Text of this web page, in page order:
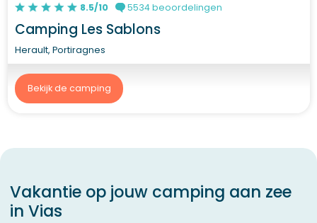
8.5/10 5534 beoordelingen
Camping Les Sablons
Herault, Portiragnes
Bekijk de camping
Vakantie op jouw camping aan zee
in Vias